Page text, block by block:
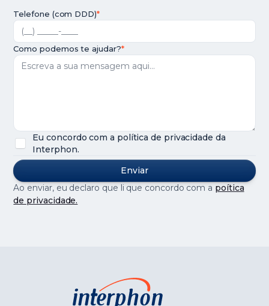
Telefone (com DDD)*
Como podemos te ajudar?*
Eu concordo com a política de privacidade da
Interphon.
Ao enviar, eu declaro que li que concordo com a poítica
de privacidade.